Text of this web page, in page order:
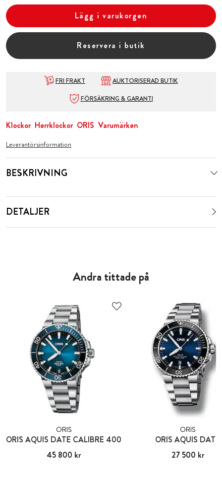
Lägg i varukorgen
Reservera i butik
FRI FRAKT
AUKTORISERAD BUTIK
FÖRSÄKRING & GARANTI
Klockor Herrklockor ORIS Varumärken
Leverantörsinformation
BESKRIVNING
DETALJER
Andra tittade på
ORIS
ORIS AQUIS DATE CALIBRE 400
Pris:45 800 kr
45 800 kr
ORIS
ORIS AQUIS DATE
Pris:27 500 kr
27 500 kr